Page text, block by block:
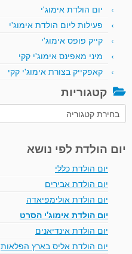
יום הולדת אימוג'י
פעילות ליום הולדת אימוג'י
קייק פופס אימוג'י
מיני מאפינס אימוג'י קקי
קאפקייק בצורת אימוג'י קקי
קטגוריות
קטגוריות
יום הולדת לפי נושא
יום הולדת כללי
יום הולדת אבירים
יום הולדת אולימפיאדה
יום הולדת אימוג'י הסרט
יום הולדת אינדיאנים
יום הולדת אליס בארץ הפלאות